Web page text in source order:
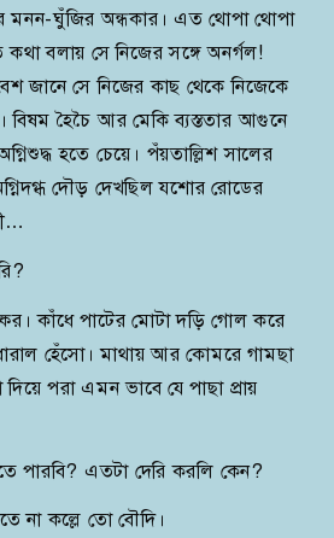
মনন-ঘুঁজির অন্ধকার। এত থোপা থোপা
বলায় সে নিজের সঙ্গে অনর্গল!
জানে সে নিজের কাছ থেকে নিজেকে
বিষম হৈচৈ আর মেকি ব্যস্ততার আগুনে
হতে চেয়ে। পঁয়তাল্লিশ সালের
দৌড় দেখছিল যশোর রোডের
কাঁধে পাটের মোটা দড়ি গোল করে
হেঁসো। মাথায় আর কোমরে গামছা
দিয়ে পরা এমন ভাবে যে পাছা প্রায়
পারবি? এতটা দেরি করলি কেন?
না কল্লে তো বৌদি।